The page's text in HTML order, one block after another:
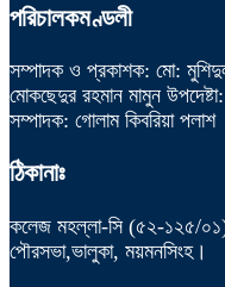
পরিচালকমণ্ডলী
সম্পাদক ও প্রকাশক: মো:
মোকছেদুর রহমান মামুন
সম্পাদক: গোলাম কিবরিয়া পলাশ
ঠিকানাঃ
কলেজ মহল্লা-সি (৫২-১২৫/০১)
পৌরসভা,ভালুকা, ময়মনসিংহ।